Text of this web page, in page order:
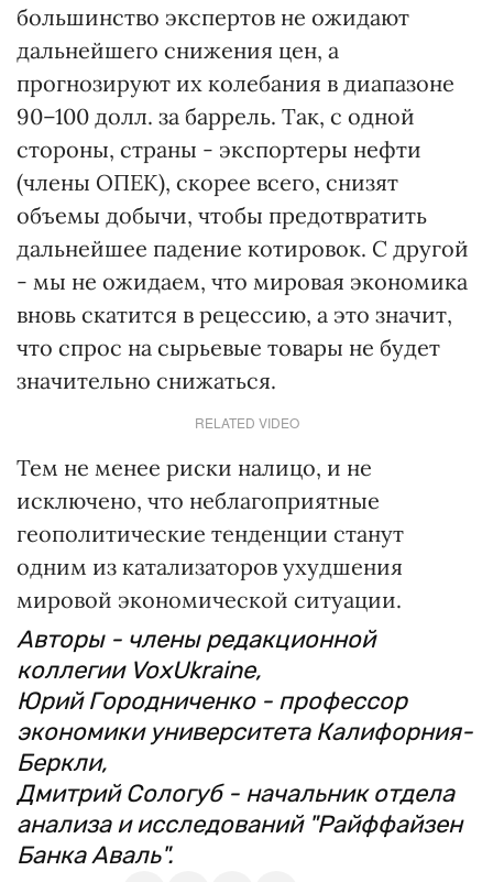
большинство экспертов не ожидают
дальнейшего снижения цен, а
прогнозируют их колебания в диапазоне
90–100 долл. за баррель. Так, с одной
стороны, страны - экспортеры нефти
(члены ОПЕК), скорее всего, снизят
объемы добычи, чтобы предотвратить
дальнейшее падение котировок. С другой
- мы не ожидаем, что мировая экономика
вновь скатится в рецессию, а это значит,
что спрос на сырьевые товары не будет
значительно снижаться.
RELATED VIDEO
Тем не менее риски налицо, и не
исключено, что неблагоприятные
геополитические тенденции станут
одним из катализаторов ухудшения
мировой экономической ситуации.
Авторы - члены редакционной
коллегии VoxUkraine,
Юрий Городниченко - профессор
экономики университета Калифорния-
Беркли,
Дмитрий Сологуб - начальник отдела
анализа и исследований "Райффайзен
Банка Аваль".